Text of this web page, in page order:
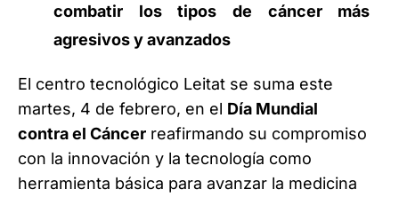
combatir los tipos de cáncer más
agresivos y avanzados
El centro tecnológico Leitat se suma este
martes, 4 de febrero, en el Día Mundial
contra el Cáncer reafirmando su compromiso
con la innovación y la tecnología como
herramienta básica para avanzar la medicina